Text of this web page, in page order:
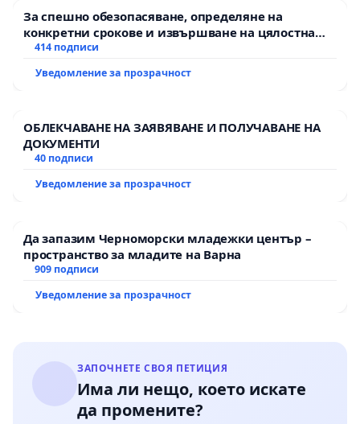
За спешно обезопасяване, определяне на
конкретни срокове и извършване на цялостна
рехабилитация на републиканския път между
Мирово - к.к. Момин проход
414 подписи
Уведомление за прозрачност
ОБЛЕКЧАВАНЕ НА ЗАЯВЯВАНЕ И ПОЛУЧАВАНЕ НА
ДОКУМЕНТИ
40 подписи
Уведомление за прозрачност
Да запазим Черноморски младежки център –
пространство за младите на Варна
909 подписи
Уведомление за прозрачност
ЗАПОЧНЕТЕ СВОЯ ПЕТИЦИЯ
Има ли нещо, което искате
да промените?